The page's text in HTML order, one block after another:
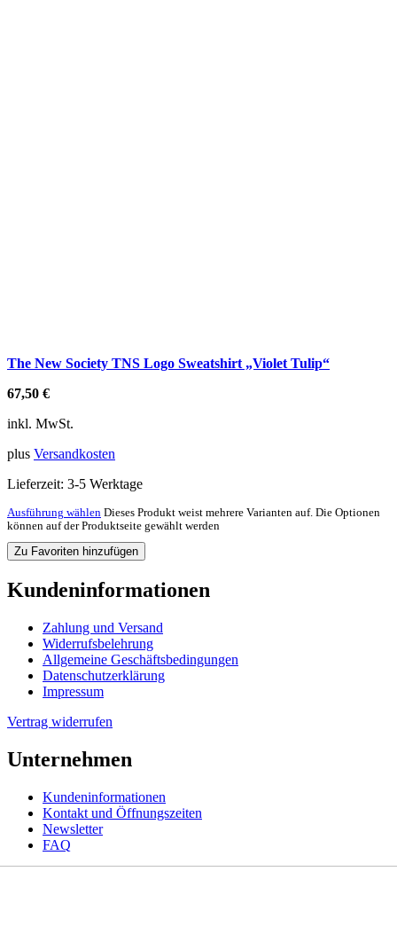
The New Society TNS Logo Sweatshirt „Violet Tulip“
67,50 €
inkl. MwSt.
plus Versandkosten
Lieferzeit: 3-5 Werktage
Ausführung wählen Dieses Produkt weist mehrere Varianten auf. Die Optionen
können auf der Produktseite gewählt werden
Zu Favoriten hinzufügen
Kundeninformationen
Zahlung und Versand
Widerrufsbelehrung
Allgemeine Geschäftsbedingungen
Datenschutzerklärung
Impressum
Vertrag widerrufen
Unternehmen
Kundeninformationen
Kontakt und Öffnungszeiten
Newsletter
FAQ